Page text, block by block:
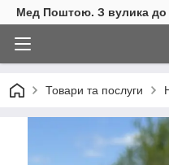
Мед Поштою. З вулика
Товари та послуги